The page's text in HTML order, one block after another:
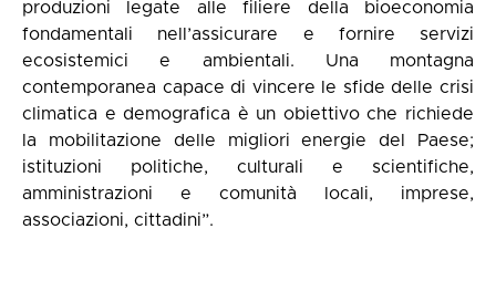
produzioni legate alle filiere della bioeconomia
fondamentali nell’assicurare e fornire servizi
ecosistemici e ambientali. Una montagna
contemporanea capace di vincere le sfide delle crisi
climatica e demografica è un obiettivo che richiede
la mobilitazione delle migliori energie del Paese;
istituzioni politiche, culturali e scientifiche,
amministrazioni e comunità locali, imprese,
associazioni, cittadini”.